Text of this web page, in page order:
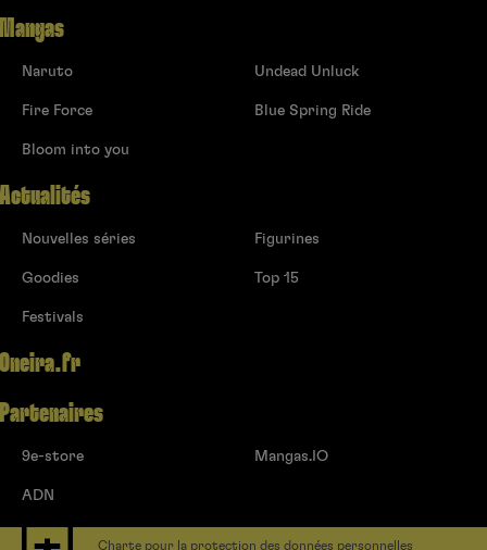
Mangas
Naruto
Fire Force
Bloom into you
Undead Unluck
Blue Spring Ride
Actualités
Nouvelles séries
Goodies
Festivals
Figurines
Top 15
Oneira.fr
Partenaires
9e-store
ADN
Mangas.IO
Charte pour la protection des données personnelles